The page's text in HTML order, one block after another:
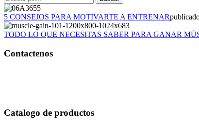
5 CONSEJOS PARA MOTIVARTE A ENTRENAR
TODO LO QUE NECESITAS SABER PARA GANAR
Contactenos
Catalogo de productos